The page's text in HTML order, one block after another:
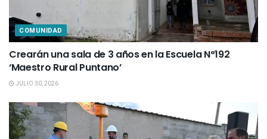
COMUNIDAD
Crearán una sala de 3 años en la Escuela N°192
‘Maestro Rural Puntano’
JULIO 30, 2026